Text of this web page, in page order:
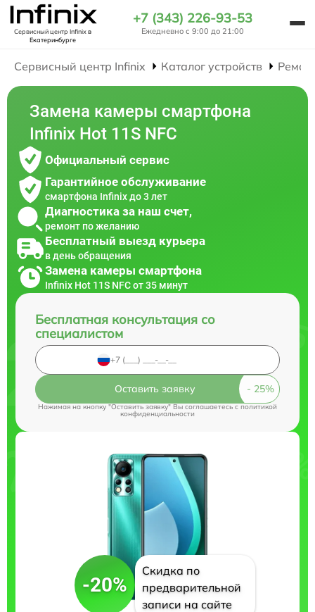
Сервисный центр Infinixв
Екатеринбурге
+7 (343) 226-93-53
Ежедневно с 9:00 до 21:00
Сервисный центр Infinix Каталог устройств
Замена камеры смартфона
Infinix Hot 11S NFC
Официальный сервис
Гарантийное обслуживание
смартфона Infinix до 3 лет
Диагностика за наш счет,
ремонт по желанию
Бесплатный выезд курьера
в день обращения
Замена камеры смартфона
Infinix Hot 11S NFC от 35 минут
Бесплатная консультация со
специалистом
Оставить заявку
Нажимая на кнопку "Оставить заявку" Вы соглашаетесь cполитикой
конфиденциальности
-20%
Скидка по
предварительной
записи на сайте